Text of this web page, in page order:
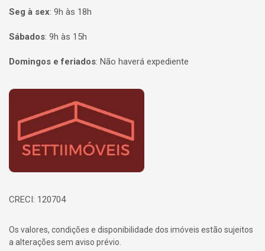
Seg à sex: 9h às 18h
Sábados: 9h às 15h
Domingos e feriados: Não haverá expediente
Página inicial
CRECI: 120704
Os valores, condições e disponibilidade dos imóveis estão sujeitos
a alterações sem aviso prévio.